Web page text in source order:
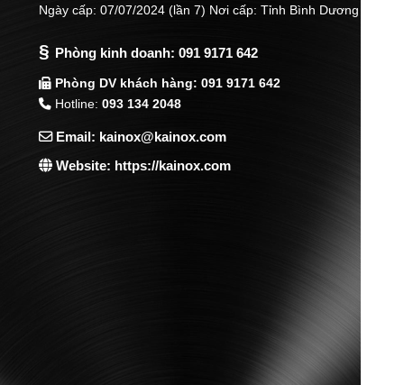
Ngày cấp: 07/07/2024 (lần 7) Nơi cấp: Tỉnh Bình Dương
§ Phòng kinh doanh: 091 9171 642
Phòng DV khách hàng: 091 9171 642
Hotline:093 134 2048
Email: kainox@kainox.com
Website: https://kainox.com